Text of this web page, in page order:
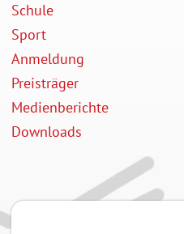
Schule
Sport
Anmeldung
Preisträger
Medienberichte
Downloads